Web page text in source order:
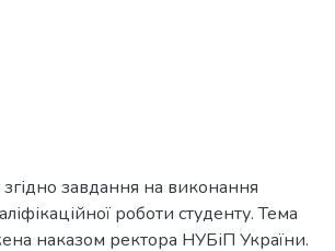
завдання на виконання
роботи студенту. Тема
наказом ректора НУБіП України.